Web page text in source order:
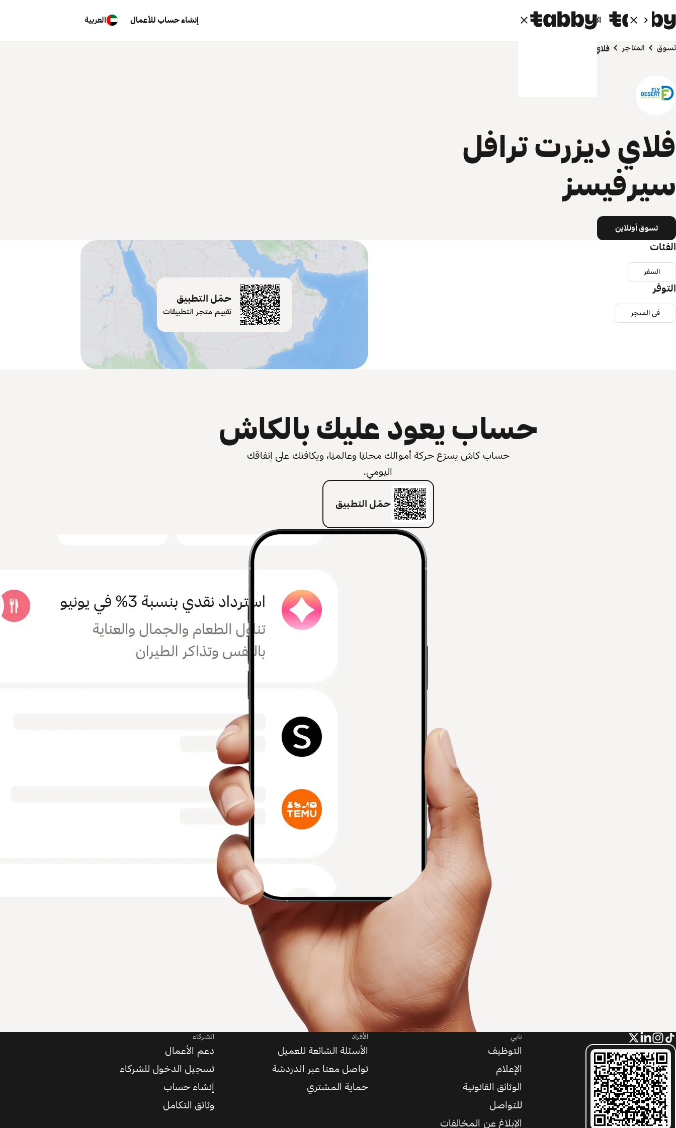
الأفراد الشركاء إنشاء حساب للأعمال العربية
تسوق المتاجر فلاي ديزرت ترافل سيرفيسز
فلاي ديزرت ترافل
سيرفيسز
تسوق أونلاين
حمّل التطبيق
تقييم متجر التطبيقات
الفئات
السفر
التوفر
في المتجر
حساب يعود عليك بالكاش
حساب كاش يسرّع حركة أموالك محليًا وعالميًا، ويكافئك على إنفاقك
اليومي.
حمّل التطبيق
تابي
التوظيف
الإعلام
الوثائق القانونية
للتواصل
الإبلاغ عن المخالفات
الأفراد
الأسئلة الشائعة للعميل
تواصل معنا عبر الدردشة
حماية المشتري
الشركاء
دعم الأعمال
تسجيل الدخول للشركاء
إنشاء حساب
وثائق التكامل